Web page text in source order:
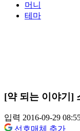
머니
테마
[약 되는 이야기]
입력 2016-09-29
선호매체 추가